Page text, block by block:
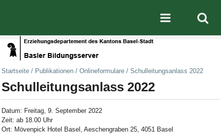
Mobile
Startseite / Publikationen / Onlineformulare / Schulleitungsanlass 2022
Schulleitungsanlass 2022
Datum: Freitag, 9. September 2022
Zeit: ab 18.00 Uhr
Ort: Mövenpick Hotel Basel, Aeschengraben 25, 4051 Basel